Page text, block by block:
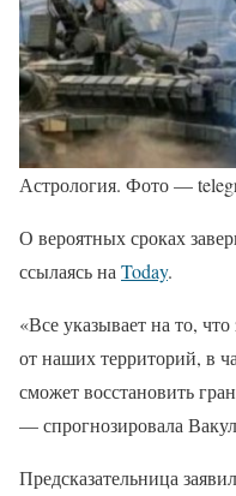
Астрология. Фото —
О вероятных сроках
ссылаясь на Today.
«Все указывает на то,
от наших территорий, в
сможет восстановить
— спрогнозировала
Предсказательница